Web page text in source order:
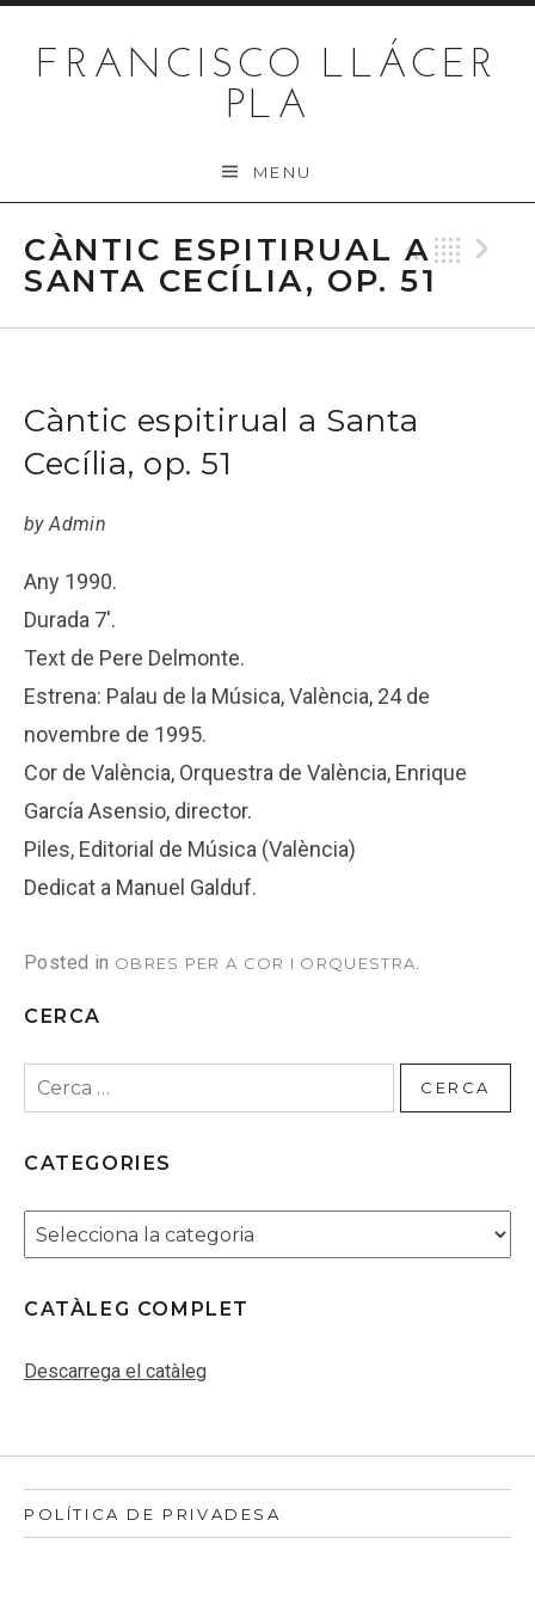
FRANCISCO LLÁCER
PLA
MENU
CÀNTIC ESPITIRUAL A
SANTA CECÍLIA, OP. 51
Càntic espitirual a Santa
Cecília, op. 51
by Admin
Any 1990.
Durada 7′.
Text de Pere Delmonte.
Estrena: Palau de la Música, València, 24 de
novembre de 1995.
Cor de València, Orquestra de València, Enrique
García Asensio, director.
Piles, Editorial de Música (València)
Dedicat a Manuel Galduf.
Posted in OBRES PER A COR I ORQUESTRA.
CERCA
Cerca:
CATEGORIES
Categories
CATÀLEG COMPLET
Descarrega el catàleg
POLÍTICA DE PRIVADESA